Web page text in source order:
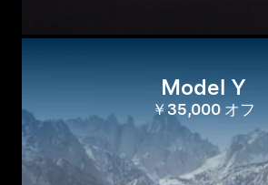
Model Y
￥35,000 オフ